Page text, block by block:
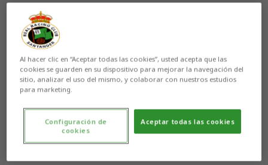
Al hacer clic en “Aceptar todas las cookies”, usted acepta que las
cookies se guarden en su dispositivo para mejorar la navegación del
sitio, analizar el uso del mismo, y colaborar con nuestros estudios
para marketing.
Aceptar todas las cookies
Configuración de
cookies